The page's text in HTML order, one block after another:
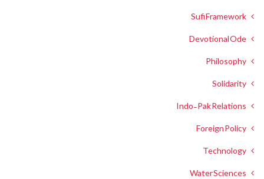
Sufi Framework
Devotional Ode
Philosophy
Solidarity
Indo-Pak Relations
Foreign Policy
Technology
Water Sciences